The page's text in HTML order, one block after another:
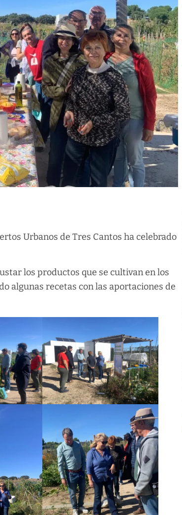
Urbanos de Tres Cantos ha celebrado
los productos que se cultivan en los
algunas recetas con las aportaciones de